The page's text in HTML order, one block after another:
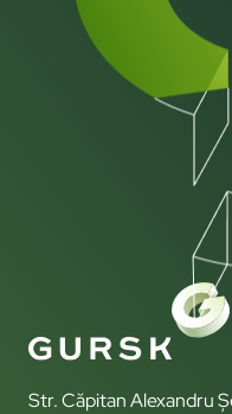
Str. Căpitan Alexandru